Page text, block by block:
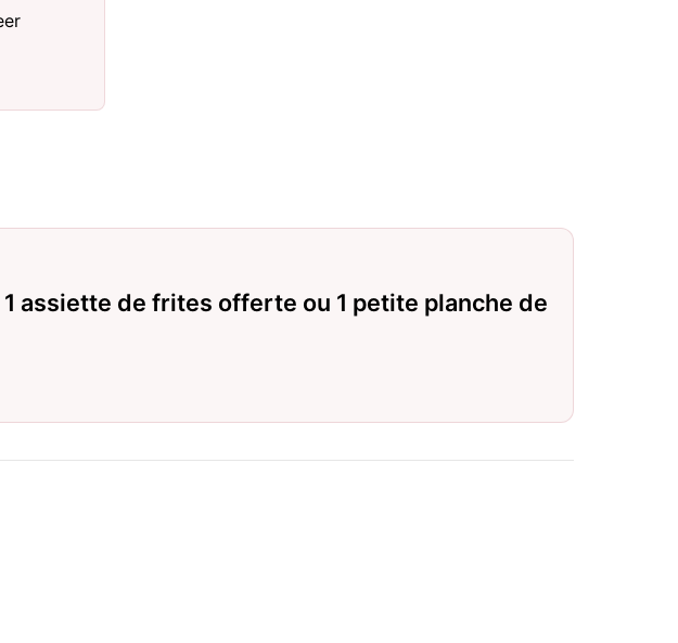
assiette de frites offerte ou 1 petite planche de